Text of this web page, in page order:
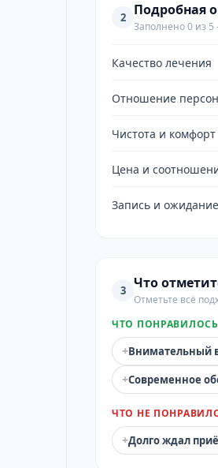
2 Подробная
Заполнено 0 из 5
Качество лечения
Отношение
Чистота и комфорт
Цена и
Запись и ожидание
3 Что
Отметьте всё
ЧТО ПОНРАВИЛОСЬ
+Внимательный
+Современное
ЧТО НЕ
+Долго ждал